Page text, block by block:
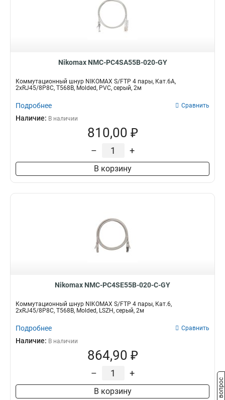
Nikomax NMC-PC4SA55B-020-GY
Коммутационный шнур NIKOMAX S/FTP 4 пары, Кат.6A,
2хRJ45/8P8C, T568B, Molded, PVC, серый, 2м
Подробнее Сравнить
Наличие: В наличии
810,00 ₽
– +
В корзину
Nikomax NMC-PC4SE55B-020-C-GY
Коммутационный шнур NIKOMAX S/FTP 4 пары, Кат.6,
2хRJ45/8P8C, T568B, Molded, LSZH, серый, 2м
Подробнее Сравнить
Наличие: В наличии
864,90 ₽
– +
В корзину